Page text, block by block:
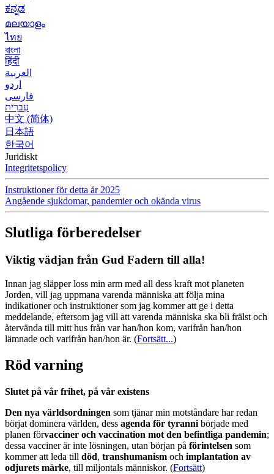
ಕನ್ನಡ
മലയാളം
ไทย
বাংলা
हिंदी
العربية
اردو
فارسی
עִברִית
中文 (简体)
日本語
한국어
Juridiskt
Integritetspolicy
Instruktioner för detta år 2025
Angående sjukdomar, pandemier och okända virus
Slutliga förberedelser
Viktig vädjan från Gud Fadern till alla!
Innan jag släpper loss min arm med all dess kraft mot planeten
Jorden, vill jag uppmana varenda människa att följa mina
indikationer och instruktioner som jag kommer att ge i detta
meddelande, eftersom jag vill att varenda människa ska bli frälst och
återvända till mitt hus från var han/hon kom, varifrån han/hon
lämnade och varifrån han/hon är. (Fortsätt...)
Röd varning
Slutet på vår frihet, på vår existens
Den nya världsordningen som tjänar min motståndare har redan
börjat dominera världen, dess agenda för tyranni började med
planen förvacciner och vaccination mot den befintliga pandemin;
dessa vacciner är inte lösningen, utan början på förintelsen som
kommer att leda till död, transhumanism och implantation av
odjurets märke, till miljontals människor. (Fortsätt)